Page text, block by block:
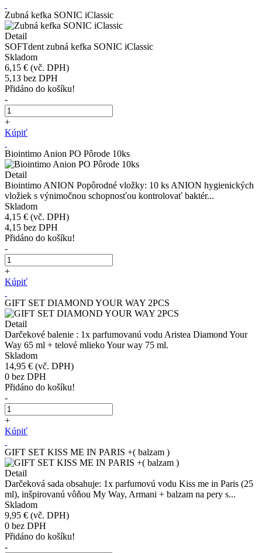
Zubná kefka SONIC iClassic
Detail
SOFTdent zubná kefka SONIC iClassic
Skladom
6,15 € (vč. DPH)
5,13 bez DPH
Přidáno do košíku!
-
+
Kúpiť
Biointimo Anion PO Pôrode 10ks
Detail
Biointimo ANION Popôrodné vložky: 10 ks ANION hygienických
vložiek s výnimočnou schopnosťou kontrolovať baktér...
Skladom
4,15 € (vč. DPH)
4,15 bez DPH
Přidáno do košíku!
-
+
Kúpiť
GIFT SET DIAMOND YOUR WAY 2PCS
Detail
Darčekové balenie : 1x parfumovanú vodu Aristea Diamond Your
Way 65 ml + telové mlieko Your way 75 ml.
Skladom
14,95 € (vč. DPH)
0 bez DPH
Přidáno do košíku!
-
+
Kúpiť
GIFT SET KISS ME IN PARIS +( balzam )
Detail
Darčeková sada obsahuje: 1x parfumovú vodu Kiss me in Paris (25
ml), inšpirovanú vôňou My Way, Armani + balzam na pery s...
Skladom
9,95 € (vč. DPH)
0 bez DPH
Přidáno do košíku!
-